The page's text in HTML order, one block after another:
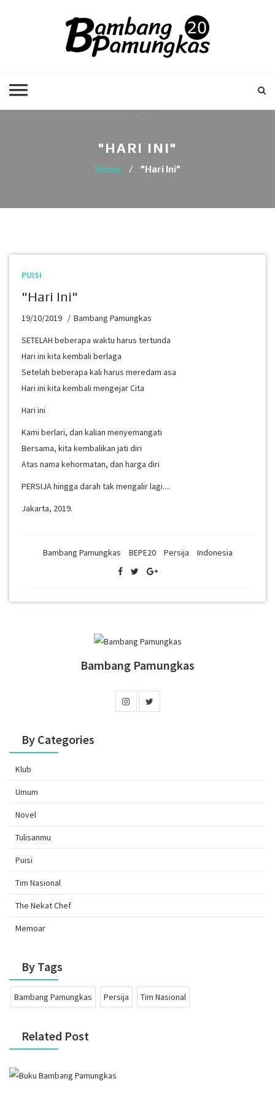
"HARI INI"
Home / "Hari Ini"
PUISI
"Hari Ini"
19/10/2019
Bambang Pamungkas
SETELAH beberapa waktu harus tertunda
Hari ini kita kembali berlaga
Setelah beberapa kali harus meredam asa
Hari ini kita kembali mengejar Cita
Hari ini
Kami berlari, dan kalian menyemangati
Bersama, kita kembalikan jati diri
Atas nama kehormatan, dan harga diri
PERSIJA hingga darah tak mengalir lagi....
Jakarta, 2019.
Bambang Pamungkas BEPE20 Persija Indonesia
Bambang Pamungkas
By Categories
Klub
Umum
Novel
Tulisanmu
Puisi
Tim Nasional
The Nekat Chef
Memoar
By Tags
Bambang Pamungkas Persija Tim Nasional
Related Post